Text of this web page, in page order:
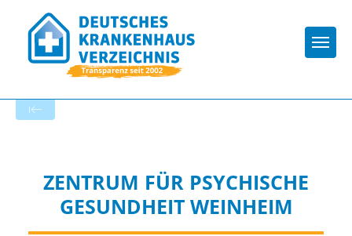
ZENTRUM FÜR PSYCHISCHE
GESUNDHEIT WEINHEIM